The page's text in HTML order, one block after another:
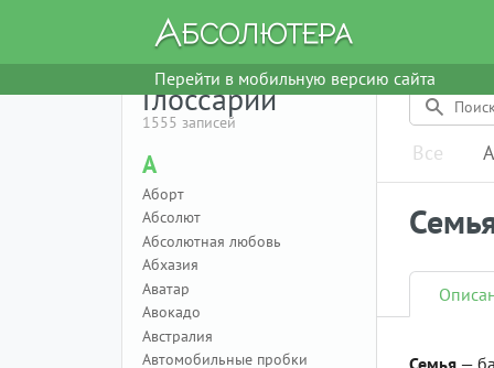
Перейти в мобильную версию сайта
Глоссарий
1555 записей
А
Аборт
Абсолют
Абсолютная любовь
Абхазия
Аватар
Авокадо
Австралия
Автомобильные пробки
Все А
Семья —